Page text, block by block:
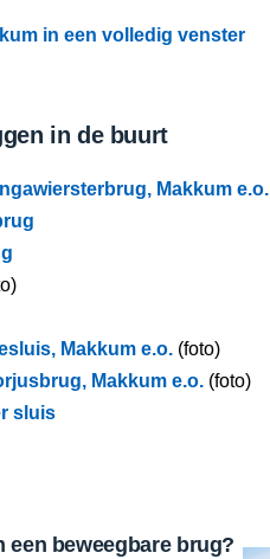
in een volledig venster
in de buurt
Makkum e.o.
Makkum e.o. (foto)
Makkum e.o. (foto)
sluis
een beweegbare brug?